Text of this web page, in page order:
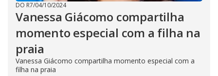
DO R7/04/10/2024
Vanessa Giácomo compartilha
momento especial com a filha na
praia
Vanessa Giácomo compartilha momento especial com a
filha na praia